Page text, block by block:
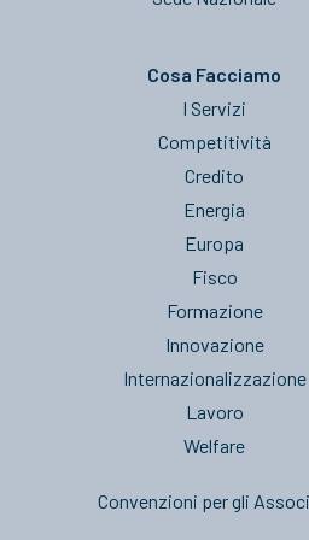
Cosa Facciamo
I Servizi
Competitività
Credito
Energia
Europa
Fisco
Formazione
Innovazione
Internazionalizzazione
Lavoro
Welfare
Convenzioni per gli